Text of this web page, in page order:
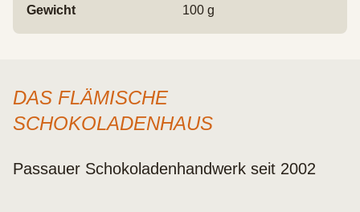
Gewicht 100 g
DAS FLÄMISCHE
SCHOKOLADENHAUS
Passauer Schokoladenhandwerk seit 2002